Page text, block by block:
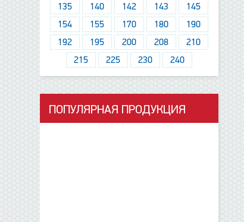
135
140 142 143
145
154
155 170 180
190
192
195 200 208
210
215
225 230 240
ПОПУЛЯРНАЯ ПРОДУКЦИЯ